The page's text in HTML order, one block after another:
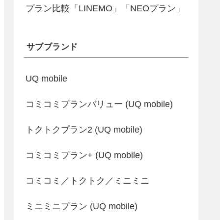
プラン比較「LINEMO」「NEOプラン」
サブブランド
UQ mobile
コミコミプランバリュー (UQ mobile)
トクトクプラン2 (UQ mobile)
コミコミプラン+ (UQ mobile)
コミコミ／トクトク／ミニミニ
ミニミニプラン (UQ mobile)